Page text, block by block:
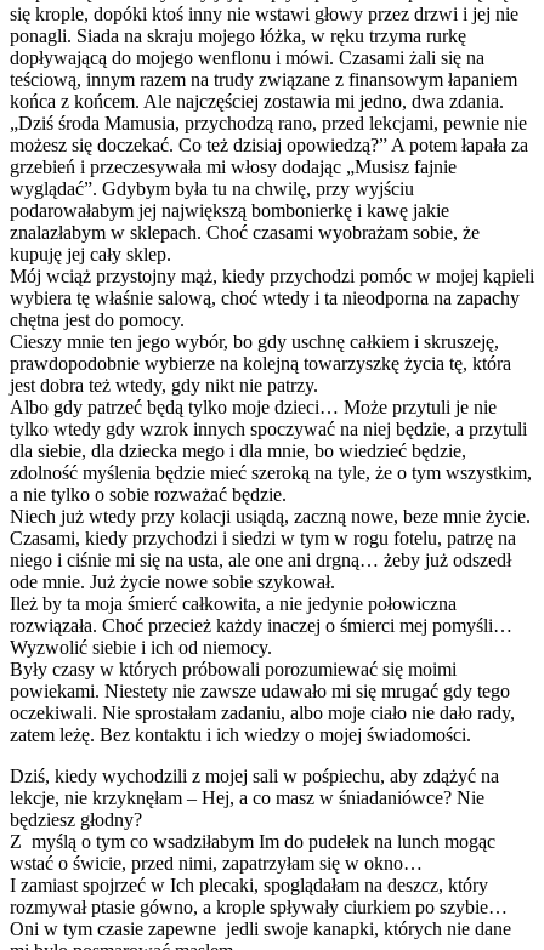
się krople, dopóki ktoś inny nie wstawi głowy przez drzwi i jej nie
ponagli. Siada na skraju mojego łóżka, w ręku trzyma rurkę
dopływającą do mojego wenflonu i mówi. Czasami żali się na
teściową, innym razem na trudy związane z finansowym łapaniem
końca z końcem. Ale najczęściej zostawia mi jedno, dwa zdania.
„Dziś środa Mamusia, przychodzą rano, przed lekcjami, pewnie nie
możesz się doczekać. Co też dzisiaj opowiedzą?” A potem łapała za
grzebień i przeczesywała mi włosy dodając „Musisz fajnie
wyglądać”. Gdybym była tu na chwilę, przy wyjściu
podarowałabym jej największą bombonierkę i kawę jakie
znalazłabym w sklepach. Choć czasami wyobrażam sobie, że
kupuję jej cały sklep.
Mój wciąż przystojny mąż, kiedy przychodzi pomóc w mojej kąpieli
wybiera tę właśnie salową, choć wtedy i ta nieodporna na zapachy
chętna jest do pomocy.
Cieszy mnie ten jego wybór, bo gdy uschnę całkiem i skruszeję,
prawdopodobnie wybierze na kolejną towarzyszkę życia tę, która
jest dobra też wtedy, gdy nikt nie patrzy.
Albo gdy patrzeć będą tylko moje dzieci… Może przytuli je nie
tylko wtedy gdy wzrok innych spoczywać na niej będzie, a przytuli
dla siebie, dla dziecka mego i dla mnie, bo wiedzieć będzie,
zdolność myślenia będzie mieć szeroką na tyle, że o tym wszystkim,
a nie tylko o sobie rozważać będzie.
Niech już wtedy przy kolacji usiądą, zaczną nowe, beze mnie życie.
Czasami, kiedy przychodzi i siedzi w tym w rogu fotelu, patrzę na
niego i ciśnie mi się na usta, ale one ani drgną… żeby już odszedł
ode mnie. Już życie nowe sobie szykował.
Ileż by ta moja śmierć całkowita, a nie jedynie połowiczna
rozwiązała. Choć przecież każdy inaczej o śmierci mej pomyśli…
Wyzwolić siebie i ich od niemocy.
Były czasy w których próbowali porozumiewać się moimi
powiekami. Niestety nie zawsze udawało mi się mrugać gdy tego
oczekiwali. Nie sprostałam zadaniu, albo moje ciało nie dało rady,
zatem leżę. Bez kontaktu i ich wiedzy o mojej świadomości.
Dziś, kiedy wychodzili z mojej sali w pośpiechu, aby zdążyć na
lekcje, nie krzyknęłam – Hej, a co masz w śniadaniówce? Nie
będziesz głodny?
Z myślą o tym co wsadziłabym Im do pudełek na lunch mogąc
wstać o świcie, przed nimi, zapatrzyłam się w okno…
I zamiast spojrzeć w Ich plecaki, spoglądałam na deszcz, który
rozmywał ptasie gówno, a krople spływały ciurkiem po szybie…
Oni w tym czasie zapewne jedli swoje kanapki, których nie dane